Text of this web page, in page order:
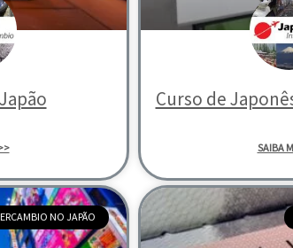
Curso de
SAIBA
NO JAPÃO